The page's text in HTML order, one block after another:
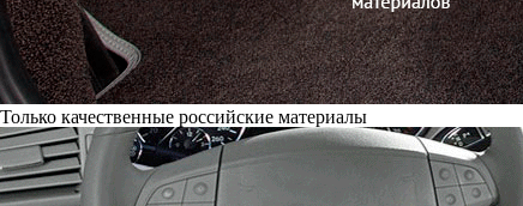
Только качественные российские материалы